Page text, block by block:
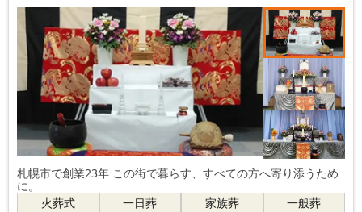
札幌市で創業23年 この街で暮らす、すべての方へ寄り添うため
に。
火葬式
一日葬
家族葬
一般葬